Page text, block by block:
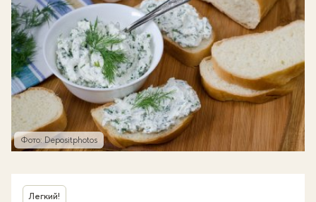
Фото: Depositphotos
Легкий!